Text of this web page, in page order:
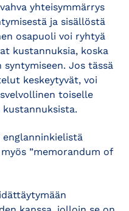
yhteisymmärrys
ja sisällöstä
osapuoli voi ryhtyä
kustannuksia, koska
Jos tässä
keskeytyvät, voi
toiselle
”memorandum of